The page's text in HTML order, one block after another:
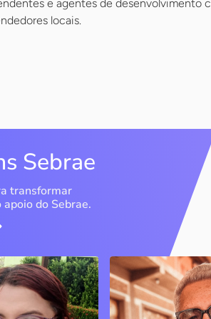
e agentes de desenvolvimento
locais.
Sebrae
transformar
do Sebrae.
e com o
Espedito
Nova Olinda / CE
Peças criadas